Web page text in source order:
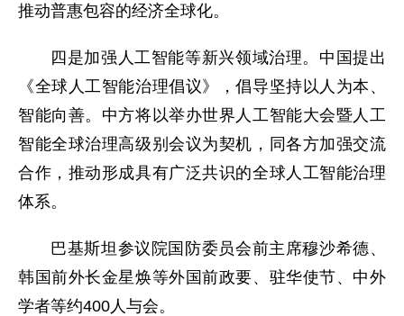
推动普惠包容的经济全球化。
四是加强人工智能等新兴领域治理。中国提出
《全球人工智能治理倡议》，倡导坚持以人为本、
智能向善。中方将以举办世界人工智能大会暨人工
智能全球治理高级别会议为契机，同各方加强交流
合作，推动形成具有广泛共识的全球人工智能治理
体系。
巴基斯坦参议院国防委员会前主席穆沙希德、
韩国前外长金星焕等外国前政要、驻华使节、中外
学者等约400人与会。